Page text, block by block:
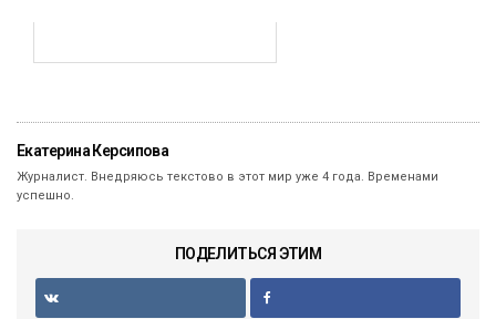
Екатерина Керсипова
Журналист. Внедряюсь текстово в этот мир уже 4 года. Временами
успешно.
ПОДЕЛИТЬСЯ ЭТИМ